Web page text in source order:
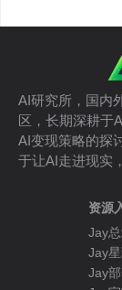
AI研究所，国内
区，长期深耕于
AI变现策略的探
于让AI走进现实
资源
Jay
Jay
Jay